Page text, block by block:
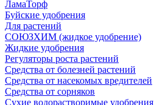
ЛамаТорф
Буйские удобрения
Для растений
СОЮЗХИМ (жидкое удобрение)
Жидкие удобрения
Регуляторы роста растений
Средства от болезней растений
Средства от насекомых вредителей
Средства от сорняков
Сухие водорастворимые удобрения